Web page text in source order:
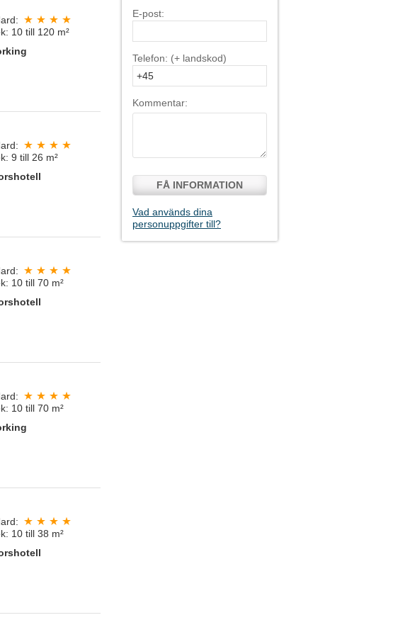
10 till 120 m²
9 till 26 m²
10 till 70 m²
10 till 70 m²
10 till 38 m²
E-post:
Telefon: (+ landskod)
Kommentar:
FÅ INFORMATION
Vad används dina
personuppgifter till?